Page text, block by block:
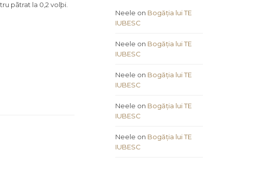
pãtrat la 0,2 volþi.
Neele on Bogăția lui TE
IUBESC
Neele on Bogăția lui TE
IUBESC
Neele on Bogăția lui TE
IUBESC
Neele on Bogăția lui TE
IUBESC
Neele on Bogăția lui TE
IUBESC